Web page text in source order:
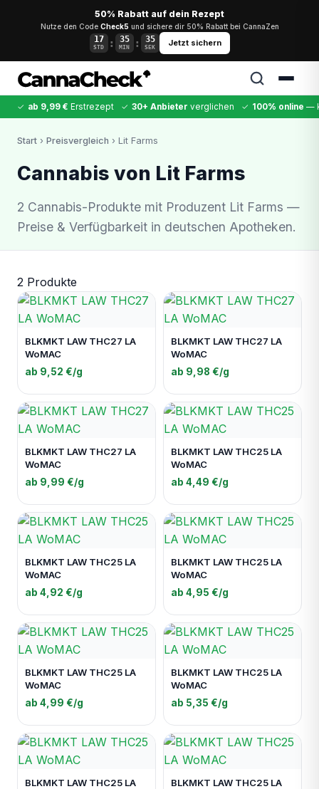
50% Rabatt auf dein Rezept
Nutze den Code Check5und sichere dir 50% Rabatt bei CannaZen
17
STD : 35
MIN : 34
SEK Jetzt sichern
✓ ab 9,99 € Erstrezept ✓ 30+ Anbieter verglichen ✓ 100% online —
Cannabis MDMA Ketamin
Start › Preisvergleich › Lit Farms
Cannabis von Lit Farms
2 Cannabis-Produkte mit Produzent Lit Farms —
Preise & Verfügbarkeit in deutschen Apotheken.
2 Produkte
BLKMKT LAW THC27 LA
WoMAC
ab 9,52 €/g
BLKMKT LAW THC27 LA
WoMAC
ab 9,98 €/g
BLKMKT LAW THC27 LA
WoMAC
ab 9,99 €/g
BLKMKT LAW THC25 LA
WoMAC
ab 4,49 €/g
BLKMKT LAW THC25 LA
WoMAC
ab 4,92 €/g
BLKMKT LAW THC25 LA
WoMAC
ab 4,95 €/g
BLKMKT LAW THC25 LA
WoMAC
ab 4,99 €/g
BLKMKT LAW THC25 LA
WoMAC
ab 5,35 €/g
BLKMKT LAW THC25 LA
BLKMKT LAW THC25 LA